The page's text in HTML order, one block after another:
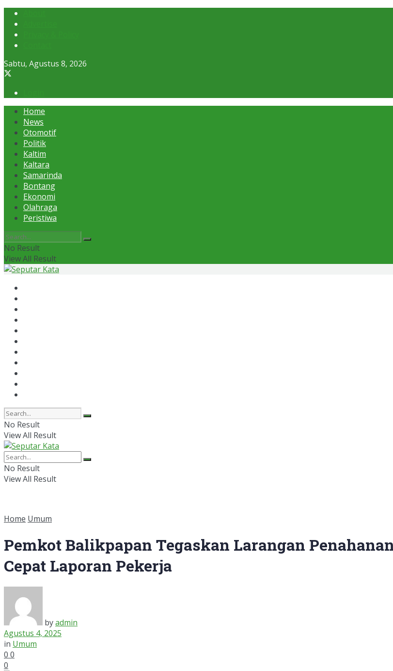
Sabtu, Agustus 8, 2026
Home
News
Otomotif
Politik
Kaltim
Kaltara
Samarinda
Bontang
Ekonomi
Olahraga
Peristiwa
No Result
View All Result
No Result
View All Result
No Result
View All Result
Home Umum
Pemkot Balikpapan Tegaskan Larangan
Cepat Laporan Pekerja
byadmin
Agustus 4, 2025
in Umum
0 0
0